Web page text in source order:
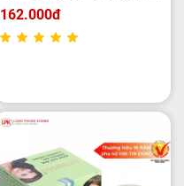
LYNSHAO 12g
162.000đ